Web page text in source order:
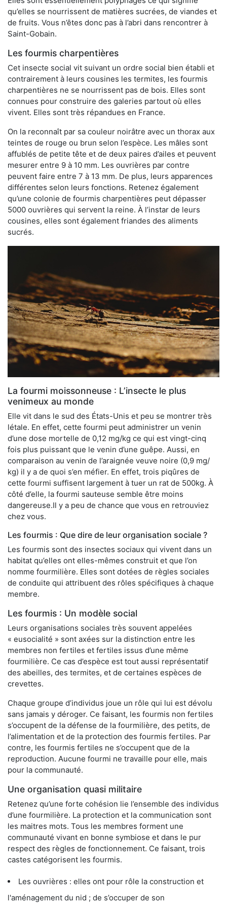
qu’elles se nourrissent de matières sucrées, de viandes et
de fruits. Vous n’êtes donc pas à l’abri dans rencontrer à
Saint-Gobain.
Les fourmis charpentières
Cet insecte social vit suivant un ordre social bien établi et
contrairement à leurs cousines les termites, les fourmis
charpentières ne se nourrissent pas de bois. Elles sont
connues pour construire des galeries partout où elles
vivent. Elles sont très répandues en France.
On la reconnaît par sa couleur noirâtre avec un thorax aux
teintes de rouge ou brun selon l’espèce. Les mâles sont
affublés de petite tête et de deux paires d’ailes et peuvent
mesurer entre 9 à 10 mm. Les ouvrières par contre
peuvent faire entre 7 à 13 mm. De plus, leurs apparences
différentes selon leurs fonctions. Retenez également
qu’une colonie de fourmis charpentières peut dépasser
5000 ouvrières qui servent la reine. À l’instar de leurs
cousines, elles sont également friandes des aliments
sucrés.
La fourmi moissonneuse : L’insecte le plus
venimeux au monde
Elle vit dans le sud des États-Unis et peu se montrer très
létale. En effet, cette fourmi peut administrer un venin
d’une dose mortelle de 0,12 mg/kg ce qui est vingt-cinq
fois plus puissant que le venin d’une guêpe. Aussi, en
comparaison au venin de l’araignée veuve noire (0,9 mg/
kg) il y a de quoi s’en méfier. En effet, trois piqûres de
cette fourmi suffisent largement à tuer un rat de 500kg. À
côté d’elle, la fourmi sauteuse semble être moins
dangereuse.Il y a peu de chance que vous en retrouviez
chez vous.
Les fourmis : Que dire de leur organisation sociale ?
Les fourmis sont des insectes sociaux qui vivent dans un
habitat qu’elles ont elles-mêmes construit et que l’on
nomme fourmilière. Elles sont dotées de règles sociales
de conduite qui attribuent des rôles spécifiques à chaque
membre.
Les fourmis : Un modèle social
Leurs organisations sociales très souvent appelées
« eusocialité » sont axées sur la distinction entre les
membres non fertiles et fertiles issus d’une même
fourmilière. Ce cas d’espèce est tout aussi représentatif
des abeilles, des termites, et de certaines espèces de
crevettes.
Chaque groupe d’individus joue un rôle qui lui est dévolu
sans jamais y déroger. Ce faisant, les fourmis non fertiles
s’occupent de la défense de la fourmilière, des petits, de
l’alimentation et de la protection des fourmis fertiles. Par
contre, les fourmis fertiles ne s’occupent que de la
reproduction. Aucune fourmi ne travaille pour elle, mais
pour la communauté.
Une organisation quasi militaire
Retenez qu’une forte cohésion lie l’ensemble des individus
d’une fourmilière. La protection et la communication sont
les maitres mots. Tous les membres forment une
communauté vivant en bonne symbiose et dans le pur
respect des règles de fonctionnement. Ce faisant, trois
castes catégorisent les fourmis.
Les ouvrières : elles ont pour rôle la construction et
l'aménagement du nid ; de s’occuper de son